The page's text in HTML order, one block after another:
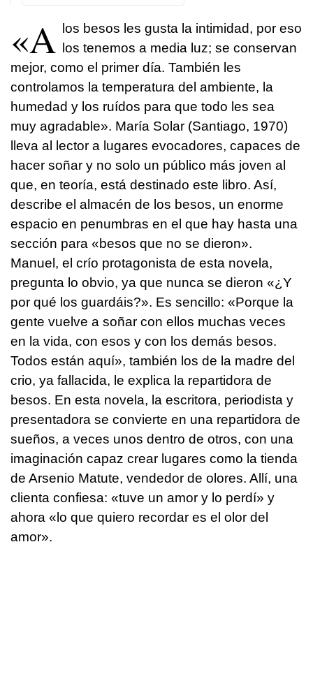
«A los besos les gusta la intimidad, por eso
los tenemos a media luz; se conservan
mejor, como el primer día. También les
controlamos la temperatura del ambiente, la
humedad y los ruídos para que todo les sea
muy agradable». María Solar (Santiago, 1970)
lleva al lector a lugares evocadores, capaces de
hacer soñar y no solo un público más joven al
que, en teoría, está destinado este libro. Así,
describe el almacén de los besos, un enorme
espacio en penumbras en el que hay hasta una
sección para «besos que no se dieron».
Manuel, el crío protagonista de esta novela,
pregunta lo obvio, ya que nunca se dieron «¿Y
por qué los guardáis?». Es sencillo: «Porque la
gente vuelve a soñar con ellos muchas veces
en la vida, con esos y con los demás besos.
Todos están aquí», también los de la madre del
crio, ya fallacida, le explica la repartidora de
besos. En esta novela, la escritora, periodista y
presentadora se convierte en una repartidora de
sueños, a veces unos dentro de otros, con una
imaginación capaz crear lugares como la tienda
de Arsenio Matute, vendedor de olores. Allí, una
clienta confiesa: «tuve un amor y lo perdí» y
ahora «lo que quiero recordar es el olor del
amor».